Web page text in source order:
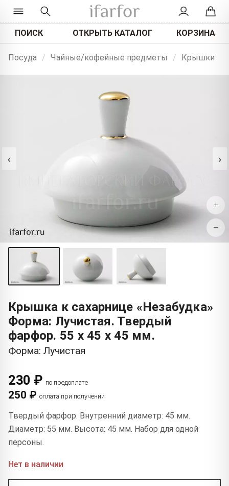
ПОИСК ОТКРЫТЬ КАТАЛОГ КОРЗИНА
Посуда / Чайные/кофейные предметы / Крышки
‹ ›
+
−
Крышка к сахарнице «Незабудка»
Форма: Лучистая. Твердый
фарфор. 55 x 45 x 45 мм.
Форма: Лучистая
230 ₽ по предоплате
250 ₽ оплата при получении
Твердый фарфор. Внутренний диаметр: 45 мм.
Диаметр: 55 мм. Высота: 45 мм. Набор для одной
персоны.
Нет в наличии